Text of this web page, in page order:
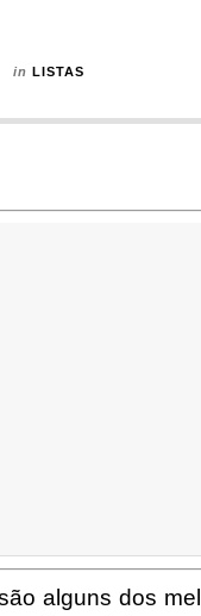
in LISTAS
alguns dos